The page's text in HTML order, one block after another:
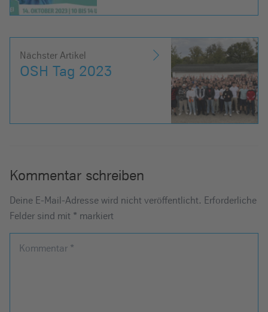
Nächster Artikel
OSH Tag 2023
Kommentar schreiben
Deine E-Mail-Adresse wird nicht veröffentlicht. Erforderliche
Felder sind mit * markiert
Kommentar *